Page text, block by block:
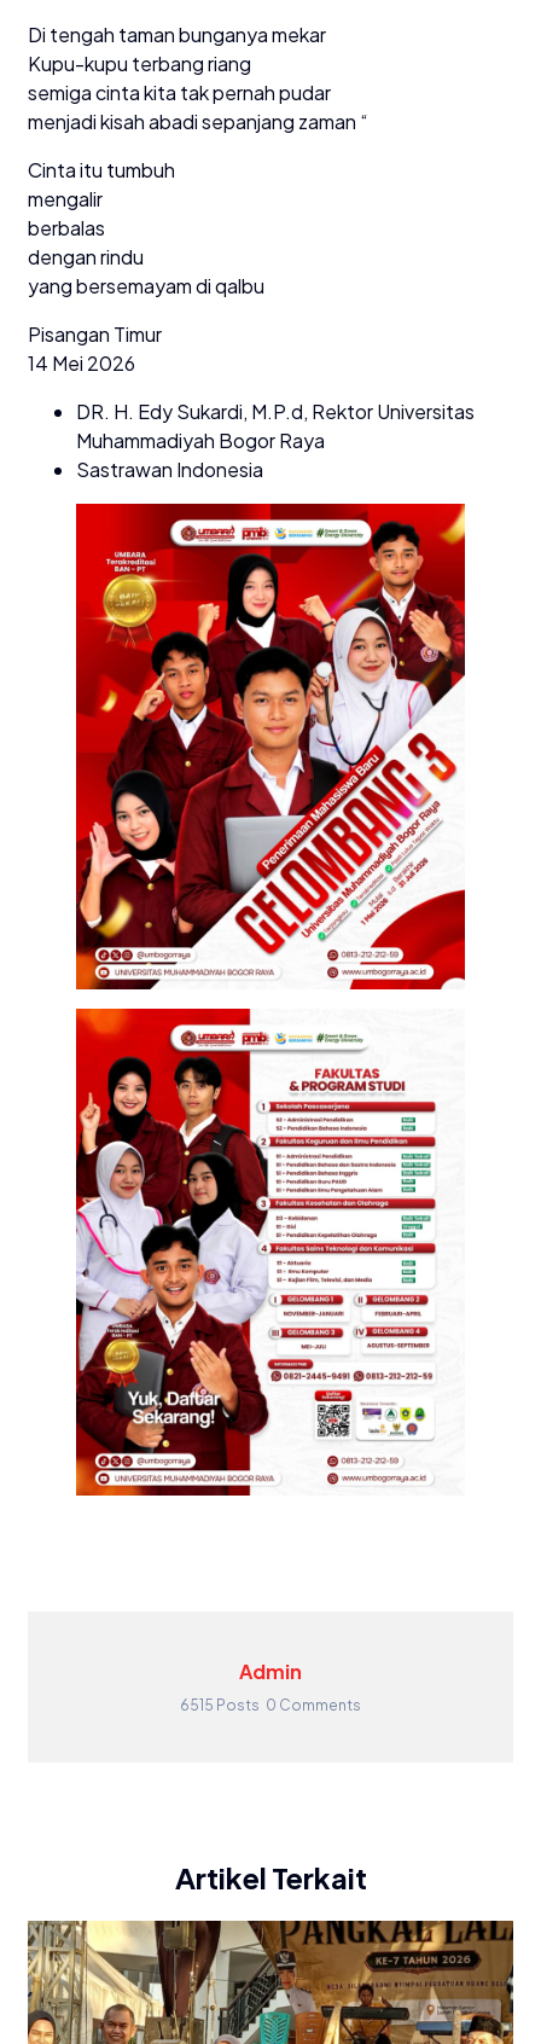
Di tengah taman bunganya mekar
Kupu-kupu terbang riang
semiga cinta kita tak pernah pudar
menjadi kisah abadi sepanjang zaman “
Cinta itu tumbuh
mengalir
berbalas
dengan rindu
yang bersemayam di qalbu
Pisangan Timur
14 Mei 2026
DR. H. Edy Sukardi, M.P.d, Rektor Universitas
Muhammadiyah Bogor Raya
Sastrawan Indonesia
Admin
6515 Posts 0 Comments
Artikel Terkait